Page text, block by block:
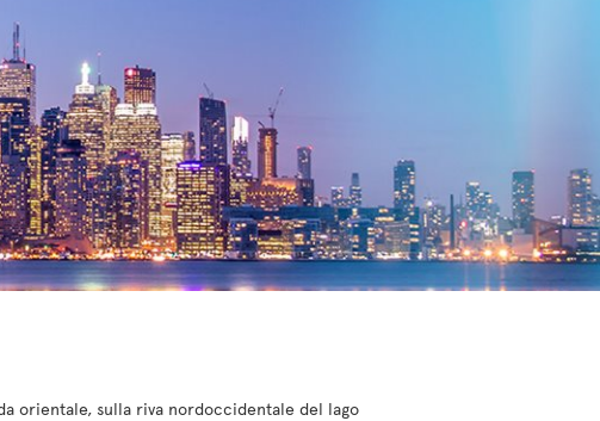
orientale, sulla riva nordoccidentale del lago